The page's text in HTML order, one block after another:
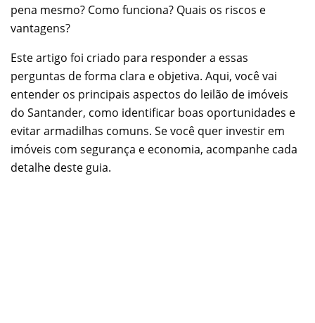
pena mesmo? Como funciona? Quais os riscos e
vantagens?
Este artigo foi criado para responder a essas
perguntas de forma clara e objetiva. Aqui, você vai
entender os principais aspectos do leilão de imóveis
do Santander, como identificar boas oportunidades e
evitar armadilhas comuns. Se você quer investir em
imóveis com segurança e economia, acompanhe cada
detalhe deste guia.